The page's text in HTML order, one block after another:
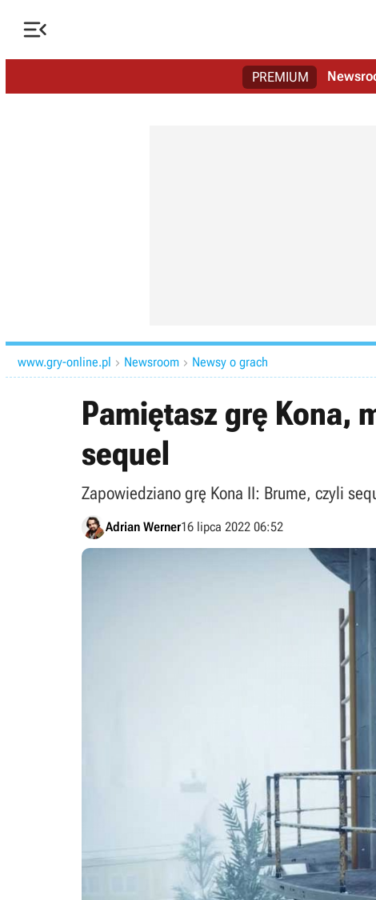

PREMIUM
www.gry-online.pl  Newsroom  Newsy o grach
Pamiętasz grę Kona,
sequel
Zapowiedziano grę Kona II: Brume, czyli
Adrian Werner16 lipca 2022 06:52